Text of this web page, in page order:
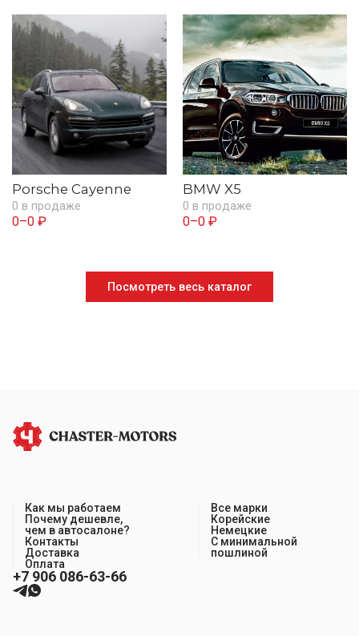
Porsche Cayenne
0 в продаже
0–0 ₽
BMW X5
0 в продаже
0–0 ₽
Посмотреть весь каталог
Как мы работаем
Почему дешевле,
чем в автосалоне?
Контакты
Доставка
Оплата
Все марки
Корейские
Немецкие
С минимальной
пошлиной
+7 906 086-63-66